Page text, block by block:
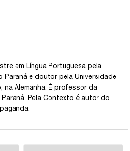
em Língua Portuguesa pela
Paraná e doutor pela Universidade
na Alemanha. É professor da
Pela Contexto é autor do